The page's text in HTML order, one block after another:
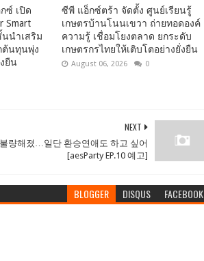
ซ์ เปิด
Smart
นนำเสริม
ต้นทุนพุ่ง
ยืน
ซีพี แอ็กซ์ตร้า จัดตั้ง ศูนย์เรียนรู้
เกษตรบ้านโนนเขวา ถ่ายทอดองค์
ความรู้ เชื่อมโยงตลาด ยกระดับ
เกษตรกรไทยให้เติบโตอย่างยั่งยืน
August 06, 2026 0
NEXT
불량해졌…일단 환승연애도 하고 싶어
[aesParty EP.10 예고]
BLOGGER DISQUS FACEBOOK